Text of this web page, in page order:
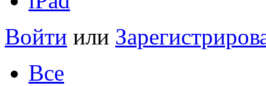
Войти или
Все